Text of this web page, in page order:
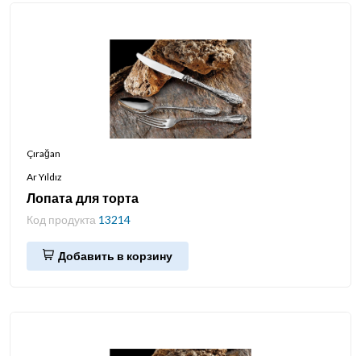
Çırağan
Ar Yıldız
Лопата для торта
Код продукта 13214
Добавить в корзину